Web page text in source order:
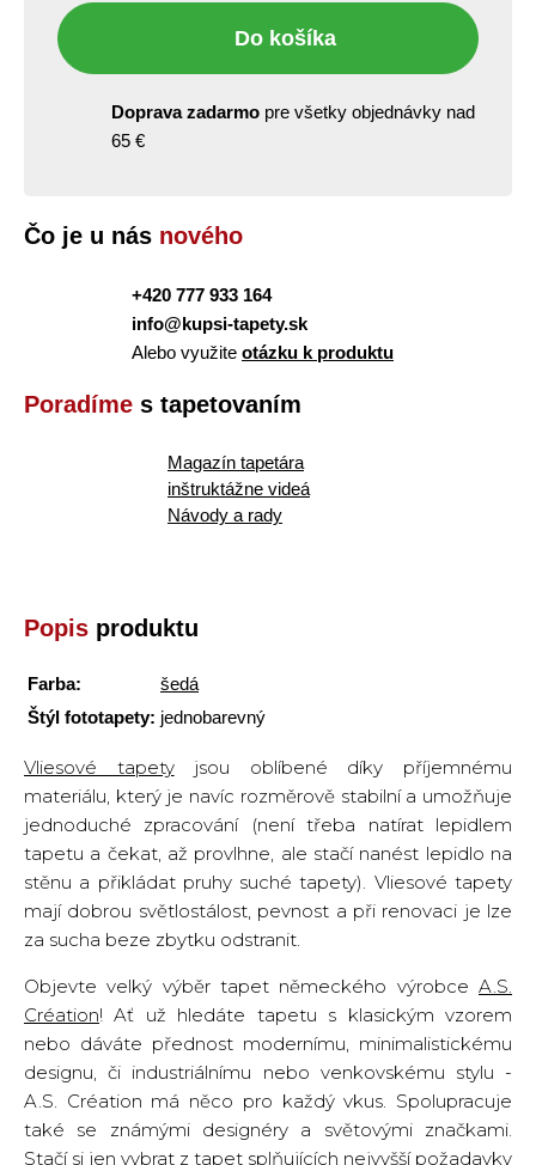
Do košíka
Doprava zadarmo pre všetky objednávky nad
65 €
Čo je u nás nového
+420 777 933 164
info@kupsi-tapety.sk
Alebo využite otázku k produktu
Poradíme s tapetovaním
Magazín tapetára
inštruktážne videá
Návody a rady
Popis produktu
Farba:
šedá
Štýl fototapety: jednobarevný
Vliesové tapetyjsou oblíbené díky příjemnému
materiálu, který je navíc rozměrově stabilní a umožňuje
jednoduché zpracování (není třeba natírat lepidlem
tapetu a čekat, až provlhne, ale stačí nanést lepidlo na
stěnu a přikládat pruhy suché tapety). Vliesové tapety
mají dobrou světlostálost, pevnost a při renovaci je lze
za sucha beze zbytku odstranit.
Objevte velký výběr tapet německého výrobce A.S.
Création! Ať už hledáte tapetu s klasickým vzorem
nebo dáváte přednost modernímu, minimalistickému
designu, či industriálnímu nebo venkovskému stylu -
A.S. Création má něco pro každý vkus. Spolupracuje
také se známými designéry a světovými značkami.
Stačí si jen vybrat z tapet splňujících nejvyšší požadavky